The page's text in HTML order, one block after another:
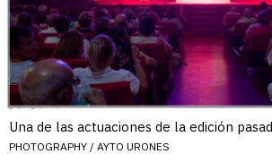
Una de las actuaciones de la edición
PHOTOGRAPHY / AYTO URONES